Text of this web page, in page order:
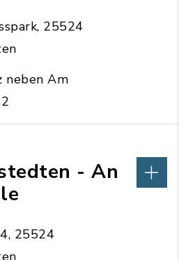
25524
neben Am
- An
25524